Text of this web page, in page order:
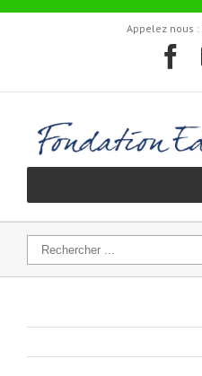
Appelez nous :